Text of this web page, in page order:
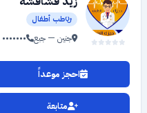
طب أطفال
جنين — جبع •••••••
احجز موعداً
متابعة